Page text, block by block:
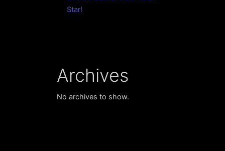
Star!
Archives
No archives to show.